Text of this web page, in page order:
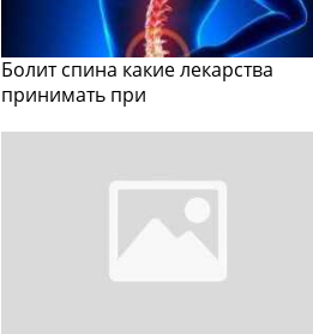
Болит спина какие лекарства
принимать при